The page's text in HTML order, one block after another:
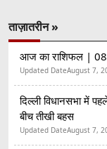
ताज़ातरीन »
आज का राशिफल | 08
Updated DateAugust 7,
दिल्ली विधानसभा में
बीच तीखी बहस
Updated DateAugust 7,